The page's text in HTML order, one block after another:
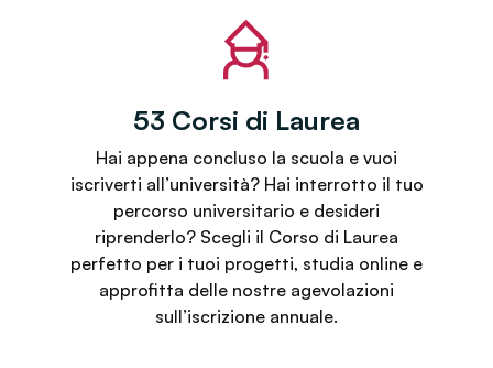
53 Corsi di Laurea
Hai appena concluso la scuola e vuoi
iscriverti all’università? Hai interrotto il tuo
percorso universitario e desideri
riprenderlo? Scegli il Corso di Laurea
perfetto per i tuoi progetti, studia online e
approfitta delle nostre agevolazioni
sull’iscrizione annuale.